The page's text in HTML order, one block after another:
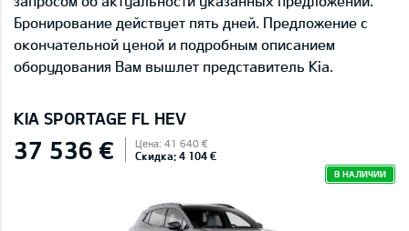
Бронирование действует пять дней. Предложение с
окончательной ценой и подробным описанием
оборудования Вам вышлет представитель Kia.
KIA SPORTAGE FL HEV
37 536 € Цена: 41 640 €
Скидка: 4 104 €
В НАЛИЧИИ